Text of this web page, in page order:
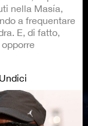
nella Masía,
a frequentare
E, di fatto,